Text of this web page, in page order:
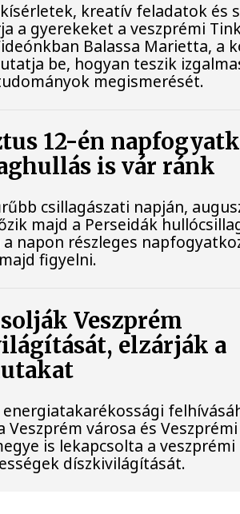
kreatív feladatok és
a gyerekeket a veszprémi
Balassa Marietta, a
be, hogyan teszik
megismerését.
12-én
is vár ránk
csillagászati napján,
majd a Perseidák
a napon részleges
figyelni.
Veszprém
elzárják a
Veszprém városa és Veszprémi
is lekapcsolta a
díszkivilágítását.